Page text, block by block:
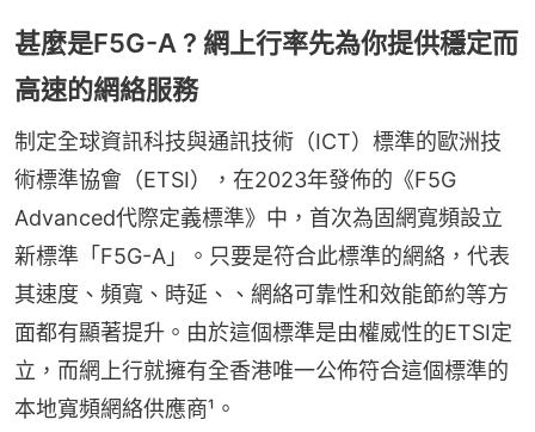
甚麼是F5G-A ? 網上行率先為你提供穩定而
高速的網絡服務
制定全球資訊科技與通訊技術（ICT）標準的歐洲技
術標準協會（ETSI），在2023年發佈的《F5G
Advanced代際定義標準》中，首次為固網寬頻設立
新標準「F5G-A」。只要是符合此標準的網絡，代表
其速度、頻寬、時延、、網絡可靠性和效能節約等方
面都有顯著提升。由於這個標準是由權威性的ETSI定
立，而網上行就擁有全香港唯一公佈符合這個標準的
本地寬頻網絡供應商¹。